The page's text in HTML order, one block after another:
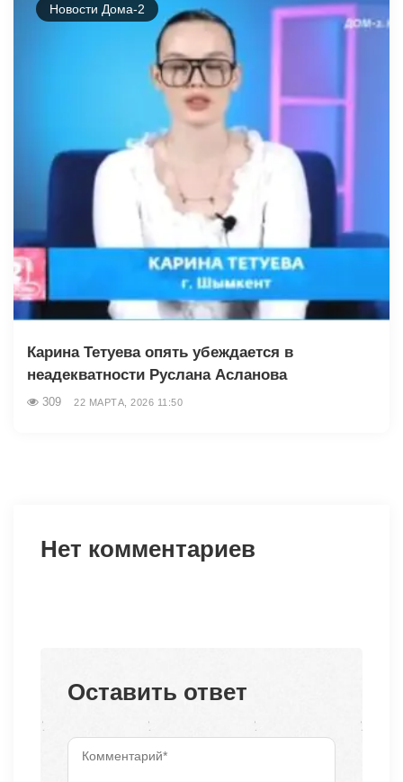
Новости Дома-2
Карина Тетуева опять убеждается в
неадекватности Руслана Асланова
309 22 МАРТА, 2026 11:50
Нет комментариев
Оставить ответ